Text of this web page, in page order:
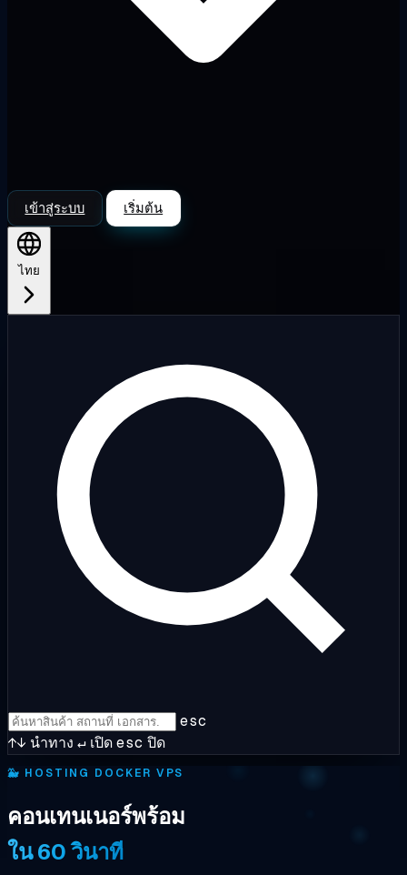
เข้าสู่ระบบ เริ่มต้น
ไทย
esc
↑↓ นำทาง ↵ เปิดesc ปิด
🐳 HOSTING DOCKER VPS
คอนเทนเนอร์พร้อม
ใน 60 วินาที